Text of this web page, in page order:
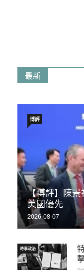
最新
【博評】陳
美國優先
2026-08-07
博評
時事政治